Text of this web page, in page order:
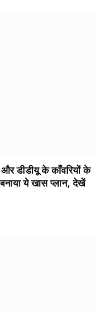
डीडीयू के काँवरियों के
ये खास प्लान, देखें